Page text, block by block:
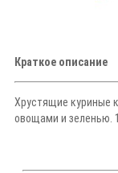
Краткое описание
Хрустящие куриные
овощами и зеленью.